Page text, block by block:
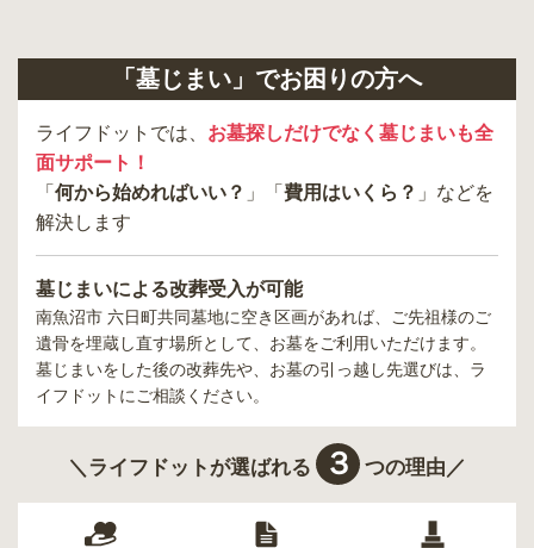
「墓じまい」でお困りの方へ
ライフドットでは、 お墓探しだけでなく墓じまいも全
面サポート！
「 何から始めればいい？ 」「 費用はいくら？ 」などを
解決します
墓じまいによる改葬受入が可能
南魚沼市 六日町共同墓地に空き区画があれば、ご先祖様のご
遺骨を埋蔵し直す場所として、お墓をご利用いただけます。
墓じまいをした後の改葬先や、お墓の引っ越し先選びは、ラ
イフドットにご相談ください。
＼ライフドットが選ばれる ３ つの理由／